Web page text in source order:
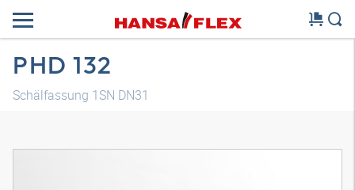
PHD 132
Schälfassung 1SN DN31